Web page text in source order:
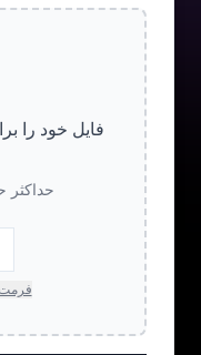
فایل خود را
حداکثر حجم